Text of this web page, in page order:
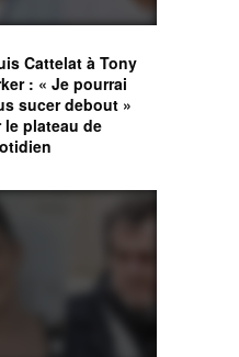
Cattelat à Tony
: « Je pourrai
sucer debout »
le plateau de